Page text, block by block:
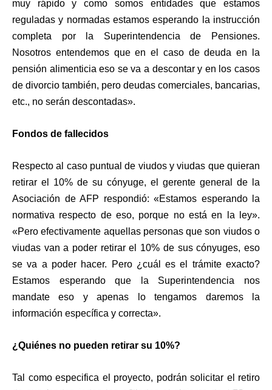
muy rápido y como somos entidades que estamos
reguladas y normadas estamos esperando la instrucción
completa por la Superintendencia de Pensiones.
Nosotros entendemos que en el caso de deuda en la
pensión alimenticia eso se va a descontar y en los casos
de divorcio también, pero deudas comerciales, bancarias,
etc., no serán descontadas».
Fondos de fallecidos
Respecto al caso puntual de viudos y viudas que quieran
retirar el 10% de su cónyuge, el gerente general de la
Asociación de AFP respondió: «Estamos esperando la
normativa respecto de eso, porque no está en la ley».
«Pero efectivamente aquellas personas que son viudos o
viudas van a poder retirar el 10% de sus cónyuges, eso
se va a poder hacer. Pero ¿cuál es el trámite exacto?
Estamos esperando que la Superintendencia nos
mandate eso y apenas lo tengamos daremos la
información específica y correcta».
¿Quiénes no pueden retirar su 10%?
Tal como especifica el proyecto, podrán solicitar el retiro